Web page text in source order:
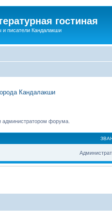
гостиная
и писатели Кандалакши
Кандалакши
администратором форума.